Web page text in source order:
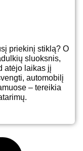
priekinį stiklą? O
sluoksnis,
atėjo laikas jį
automobilį
– tereikia